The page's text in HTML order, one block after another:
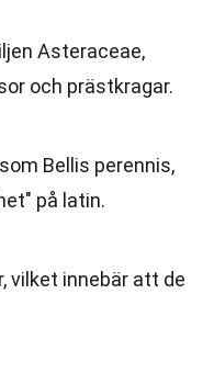
Asteraceae,
och prästkragar.
Bellis perennis,
på latin.
vilket innebär att de